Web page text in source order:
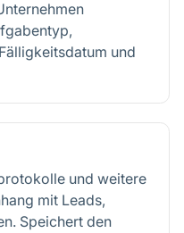
und
und weitere
mit Leads,
Speichert den